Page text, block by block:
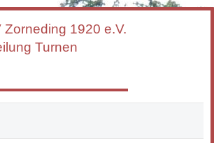
Zorneding 1920 e.V.
Turnen